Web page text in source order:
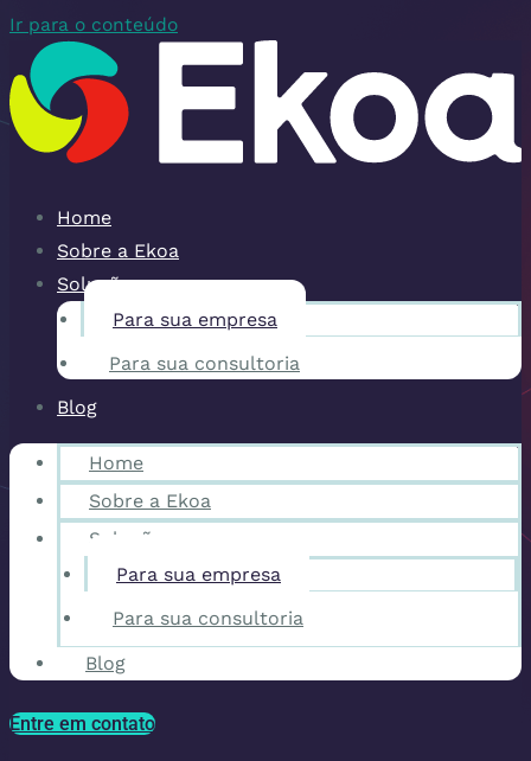
Ir para o conteúdo
Home
Sobre a Ekoa
Soluções
Para sua empresa
Para sua consultoria
Blog
Home
Sobre a Ekoa
Soluções
Para sua empresa
Para sua consultoria
Blog
Entre em contato